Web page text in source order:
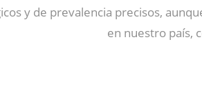
y de prevalencia precisos,
en nuestro país,